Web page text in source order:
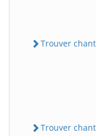
Trouver
Trouver